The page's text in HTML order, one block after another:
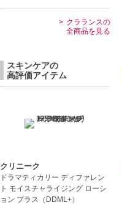
クラランスの
全商品を見る
スキンケアの
高評価アイテム
クリニーク
ドラマティカリー ディファレン
ト モイスチャライジング ローシ
ョン プラス（DDML+）